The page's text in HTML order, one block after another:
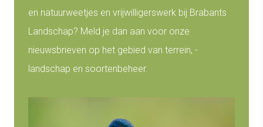
en natuurweetjes en vrijwilligerswerk bij Brabants
Landschap? Meld je dan aan voor onze
nieuwsbrieven op het gebied van terrein, -
landschap en soortenbeheer.